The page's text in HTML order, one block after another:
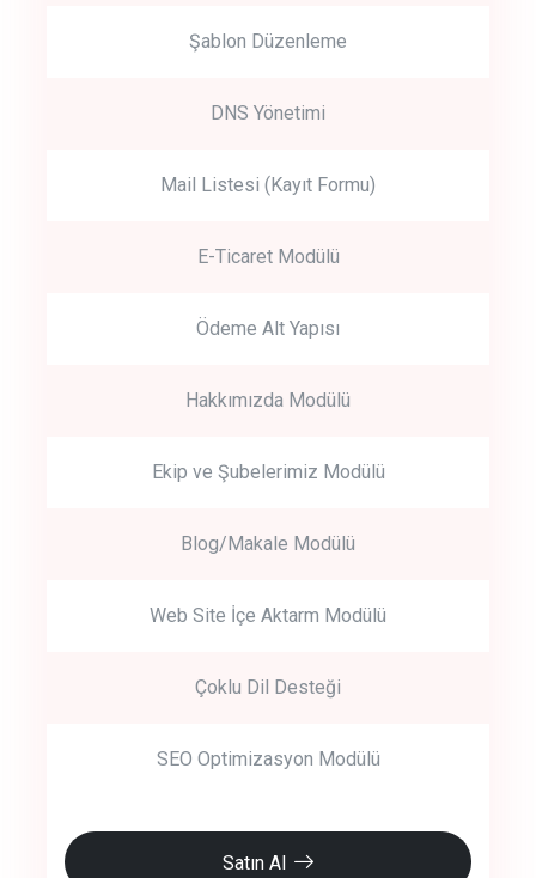
Şablon Düzenleme
DNS Yönetimi
Mail Listesi (Kayıt Formu)
E-Ticaret Modülü
Ödeme Alt Yapısı
Hakkımızda Modülü
Ekip ve Şubelerimiz Modülü
Blog/Makale Modülü
Web Site İçe Aktarm Modülü
Çoklu Dil Desteği
SEO Optimizasyon Modülü
Satın Al